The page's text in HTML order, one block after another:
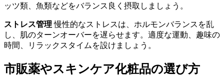
ッツ類、魚類などをバランス良く摂取しましょう。
ストレス管理 慢性的なストレスは、ホルモンバランスを乱
し、肌のターンオーバーを遅らせます。適度な運動、趣味の
時間、リラックスタイムを設けましょう。
市販薬やスキンケア化粧品の選び方